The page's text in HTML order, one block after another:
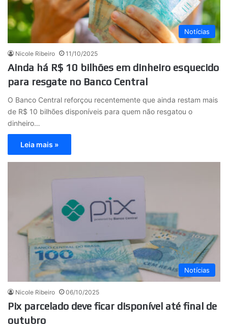
Notícias
Nicole Ribeiro 11/10/2025
Ainda há R$ 10 bilhões em dinheiro esquecido
para resgate no Banco Central
O Banco Central reforçou recentemente que ainda restam mais
de R$ 10 bilhões disponíveis para quem não resgatou o
dinheiro…
Leia mais »
Notícias
Nicole Ribeiro 06/10/2025
Pix parcelado deve ficar disponível até final de
outubro